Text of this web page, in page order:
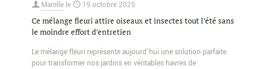
Marelle le 19 octobre 2025
Ce mélange fleuri attire oiseaux et insectes tout l’été sans
le moindre effort d’entretien
Le mélange fleuri représente aujourd’hui une solution parfaite
pour transformer nos jardins en véritables havres de